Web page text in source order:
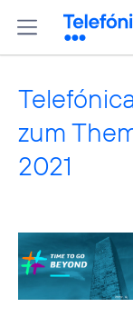
zum
2021